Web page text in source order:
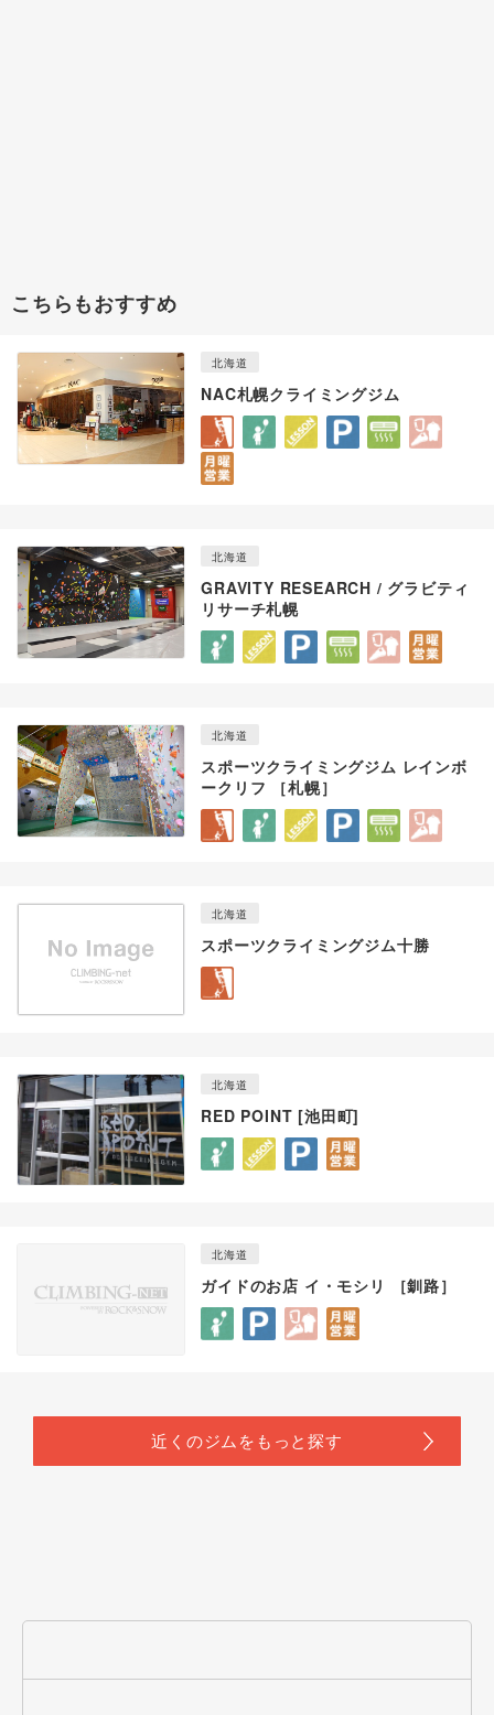
こちらもおすすめ
北海道
NAC札幌クライミングジム
北海道
GRAVITY RESEARCH / グラビティ
リサーチ札幌
北海道
スポーツクライミングジム レインボ
ークリフ ［札幌］
北海道
スポーツクライミングジム十勝
北海道
RED POINT [池田町]
北海道
ガイドのお店 イ・モシリ ［釧路］